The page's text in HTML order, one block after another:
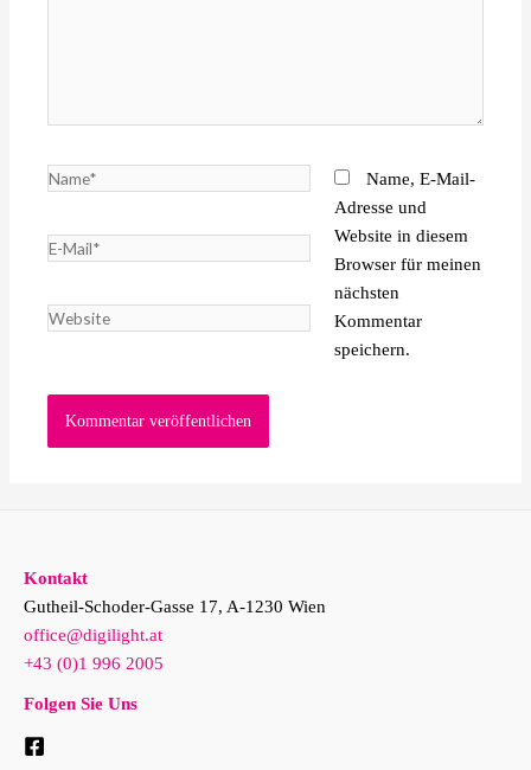
Name*
E-
Website
Name, E-Mail-
Adresse und
Website in diesem
Browser für meinen
nächsten
Kommentar
speichern.
Kontakt
Gutheil-Schoder-Gasse 17, A-1230 Wien
office@digilight.at
+43 (0)1 996 2005
Folgen Sie Uns